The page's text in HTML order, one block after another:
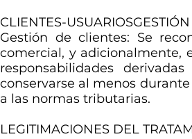
CLIENTES-
Gestión de clientes: Se
comercial, y adicionalmente,
responsabilidades
conservarse al menos
a las normas tributarias.
LEGITIMACIONES DEL